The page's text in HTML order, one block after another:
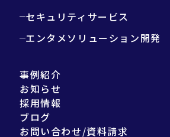
セキュリティサービス
エンタメソリューション開発
事例紹介
お知らせ
採用情報
ブログ
お問い合わせ/資料請求